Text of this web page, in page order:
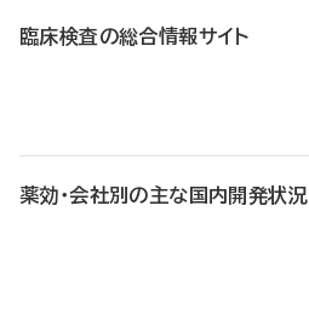
臨床検査の総合情報サイト
薬効・会社別の主な国内開発状況